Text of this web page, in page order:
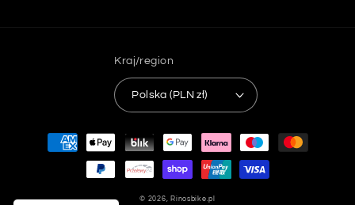
Kraj/region
Polska (PLN zł)
Metody
płatności
© 2026, Rinosbike.pl